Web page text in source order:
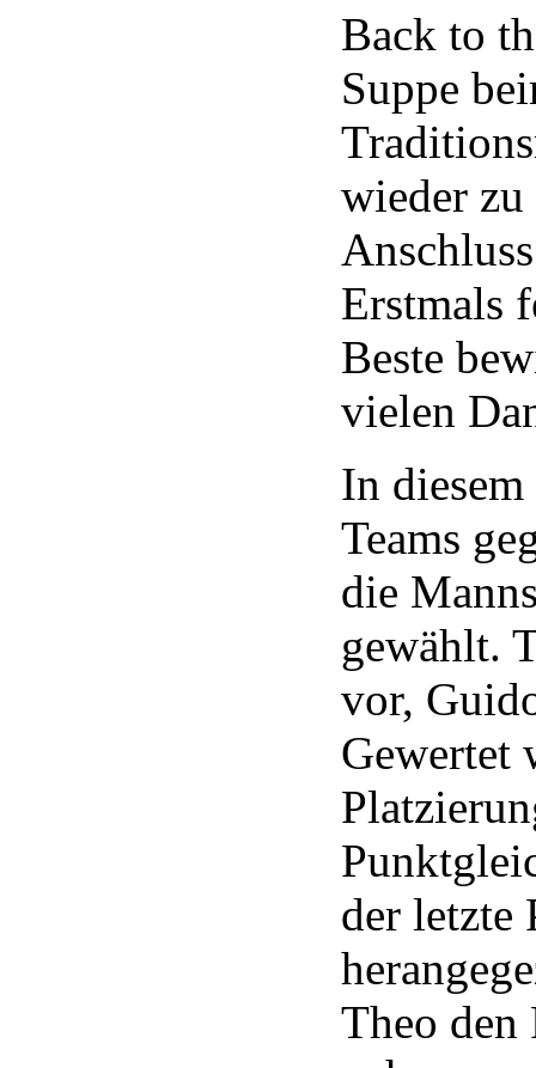
Back to
Suppe
wieder zu
Erstmals
Beste
vielen
In
Teams
die
gewählt.
vor,
Gewertet
der letzte
Theo den